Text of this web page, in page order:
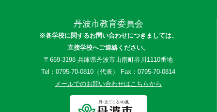
丹波市教育委員会
※各学校に関するお問い合わせにつきましては、
直接学校へご連絡ください。
〒669-3198 兵庫県丹波市山南町谷川1110番地
Tel：0795-70-0810（代表） Fax：0795-70-0814
メールでのお問い合わせはこちらから